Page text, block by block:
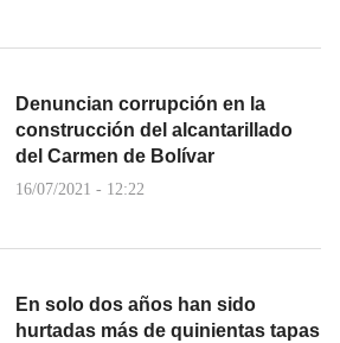
Denuncian corrupción en la
construcción del alcantarillado
del Carmen de Bolívar
16/07/2021 - 12:22
En solo dos años han sido
hurtadas más de quinientas tapas